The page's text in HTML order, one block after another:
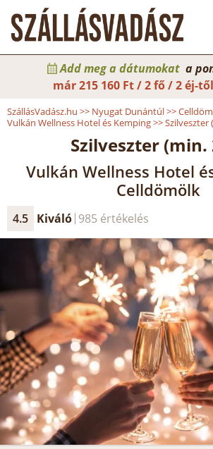
Add meg a dátumokat a
már215 160 Ft / 2 fő / 2 éj-től
SzállásVadász.hu >> Nyugat Dunántúl>>
Vulkán Wellness Hotel és Kemping>>Szilveszter
Szilveszter (min.
Vulkán Wellness Hotel
Celldömölk
4.5 Kiváló 985 értékelés